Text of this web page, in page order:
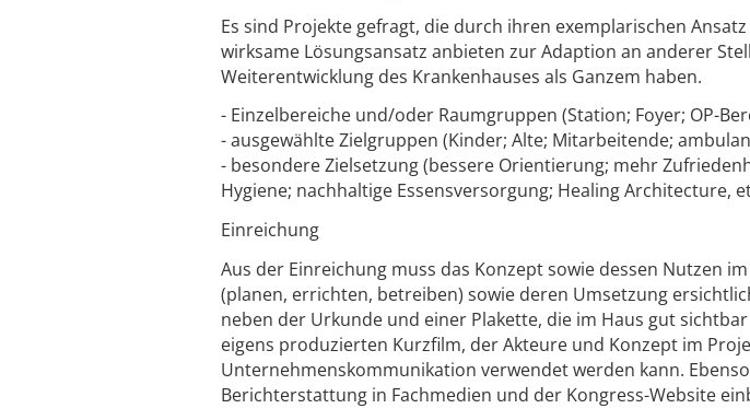
Es sind Projekte gefragt, die durch ihren exemplarischen
wirksame Lösungsansatz anbieten zur Adaption an anderer
Weiterentwicklung des Krankenhauses als Ganzem haben.
- Einzelbereiche und/oder Raumgruppen (Station; Foyer; OP-
- ausgewählte Zielgruppen (Kinder; Alte; Mitarbeitende;
- besondere Zielsetzung (bessere Orientierung; mehr
Hygiene; nachhaltige Essensversorgung; Healing Architecture,
Einreichung
Aus der Einreichung muss das Konzept sowie dessen Nutzen
(planen, errichten, betreiben) sowie deren Umsetzung
neben der Urkunde und einer Plakette, die im Haus gut
eigens produzierten Kurzfilm, der Akteure und Konzept im
Unternehmenskommunikation verwendet werden kann.
Berichterstattung in Fachmedien und der Kongress-Website